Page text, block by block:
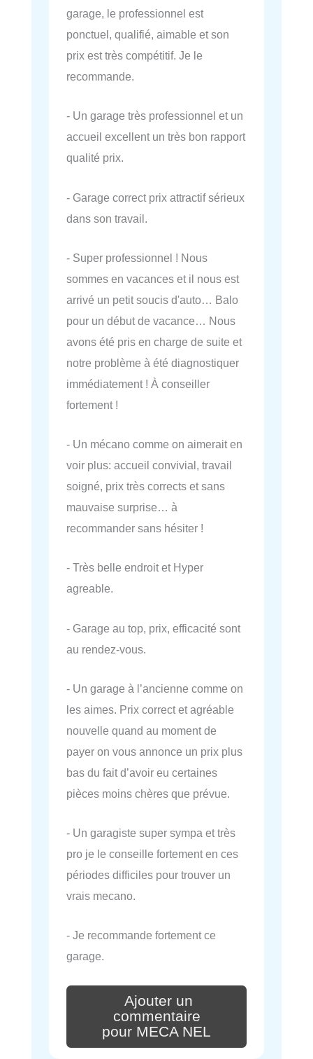
garage, le professionnel est
ponctuel, qualifié, aimable et son
prix est très compétitif. Je le
recommande.
- Un garage très professionnel et un
accueil excellent un très bon rapport
qualité prix.
- Garage correct prix attractif sérieux
dans son travail.
- Super professionnel ! Nous
sommes en vacances et il nous est
arrivé un petit soucis d'auto… Balo
pour un début de vacance… Nous
avons été pris en charge de suite et
notre problème à été diagnostiquer
immédiatement ! À conseiller
fortement !
- Un mécano comme on aimerait en
voir plus: accueil convivial, travail
soigné, prix très corrects et sans
mauvaise surprise… à
recommander sans hésiter !
- Très belle endroit et Hyper
agreable.
- Garage au top, prix, efficacité sont
au rendez-vous.
- Un garage à l’ancienne comme on
les aimes. Prix correct et agréable
nouvelle quand au moment de
payer on vous annonce un prix plus
bas du fait d’avoir eu certaines
pièces moins chères que prévue.
- Un garagiste super sympa et très
pro je le conseille fortement en ces
périodes difficiles pour trouver un
vrais mecano.
- Je recommande fortement ce
garage.
Ajouter un
commentaire
pour MECA NEL